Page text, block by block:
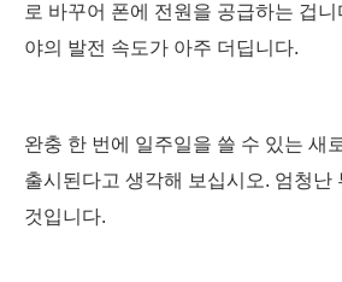
로 바꾸어 폰에 전원을 공급하는 겁
야의 발전 속도가 아주 더딥니다.
완충 한 번에 일주일을 쓸 수 있는 새
출시된다고 생각해 보십시오. 엄청난
것입니다.